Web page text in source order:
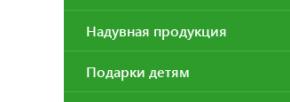
Надувная продукция
Подарки детям